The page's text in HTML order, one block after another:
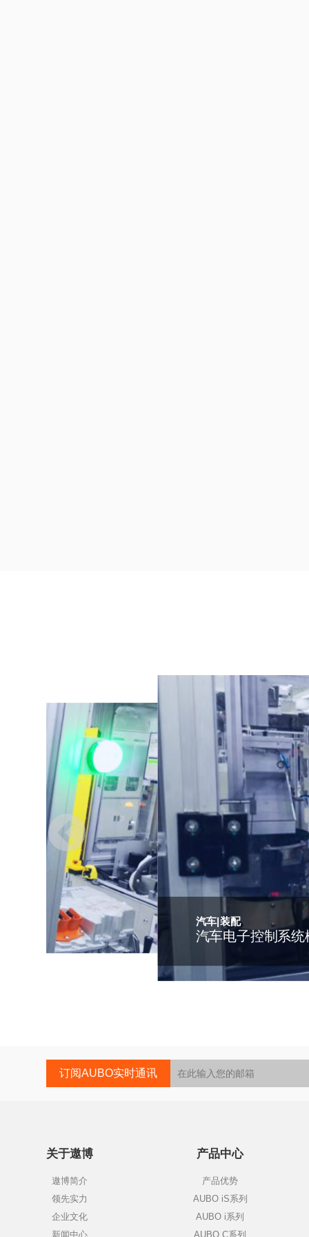
汽车|装配
汽车电子控制系统
订阅AUBO实时通讯
关于遨博
遨博简介
领先实力
企业文化
新闻中心
产品中心
产品优势
AUBO iS系列
AUBO i系列
AUBO C系列